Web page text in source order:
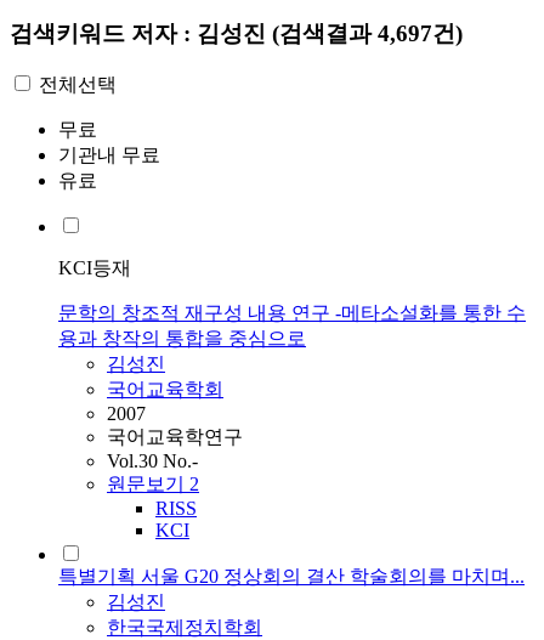
검색키워드 저자 : 김성진 (검색결과 4,697건)
전체선택
무료
기관내 무료
유료
KCI등재
문학의 창조적 재구성 내용 연구 -메타소설화를 통한 수
용과 창작의 통합을 중심으로
김성진
국어교육학회
2007
국어교육학연구
Vol.30 No.-
원문보기 2
RISS
KCI
특별기획 서울 G20 정상회의 결산 학술회의를 마치며...
김성진
한국국제정치학회